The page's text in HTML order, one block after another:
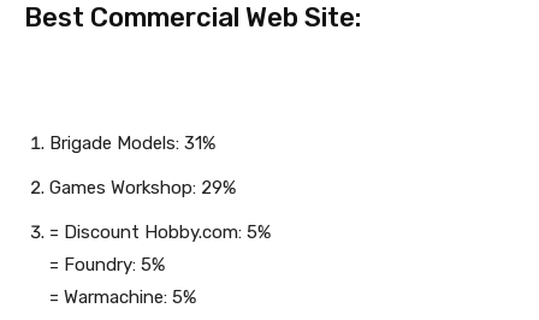
Best Commercial Web Site:
Brigade Models: 31%
Games Workshop: 29%
= Discount Hobby.com: 5%
= Foundry: 5%
= Warmachine: 5%